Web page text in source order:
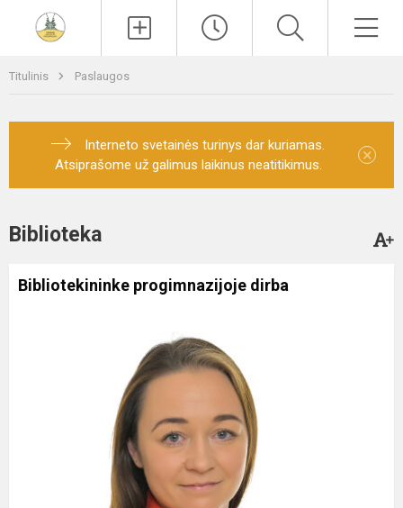
Titulinis Paslaugos
Interneto svetainės turinys dar kuriamas.
Atsiprašome už galimus laikinus neatitikimus.
×
Biblioteka
Bibliotekininke progimnazijoje dirba